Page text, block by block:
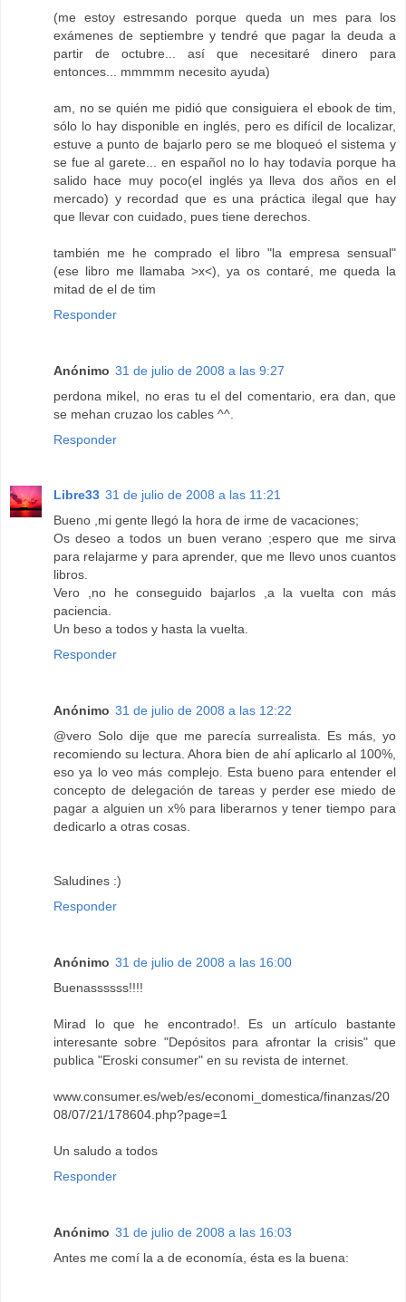
(me estoy estresando porque queda un mes para los
exámenes de septiembre y tendré que pagar la deuda a
partir de octubre... así que necesitaré dinero para
entonces... mmmmm necesito ayuda)
am, no se quién me pidió que consiguiera el ebook de tim,
sólo lo hay disponible en inglés, pero es difícil de localizar,
estuve a punto de bajarlo pero se me bloqueó el sistema y
se fue al garete... en español no lo hay todavía porque ha
salido hace muy poco(el inglés ya lleva dos años en el
mercado) y recordad que es una práctica ilegal que hay
que llevar con cuidado, pues tiene derechos.
también me he comprado el libro "la empresa sensual"
(ese libro me llamaba >x<), ya os contaré, me queda la
mitad de el de tim
Responder
Anónimo 31 de julio de 2008 a las 9:27
perdona mikel, no eras tu el del comentario, era dan, que
se mehan cruzao los cables ^^.
Responder
Libre33 31 de julio de 2008 a las 11:21
Bueno ,mi gente llegó la hora de irme de vacaciones;
Os deseo a todos un buen verano ;espero que me sirva
para relajarme y para aprender, que me llevo unos cuantos
libros.
Vero ,no he conseguido bajarlos ,a la vuelta con más
paciencia.
Un beso a todos y hasta la vuelta.
Responder
Anónimo 31 de julio de 2008 a las 12:22
@vero Solo dije que me parecía surrealista. Es más, yo
recomiendo su lectura. Ahora bien de ahí aplicarlo al 100%,
eso ya lo veo más complejo. Esta bueno para entender el
concepto de delegación de tareas y perder ese miedo de
pagar a alguien un x% para liberarnos y tener tiempo para
dedicarlo a otras cosas.
Saludines :)
Responder
Anónimo 31 de julio de 2008 a las 16:00
Buenassssss!!!!
Mirad lo que he encontrado!. Es un artículo bastante
interesante sobre "Depósitos para afrontar la crisis" que
publica "Eroski consumer" en su revista de internet.
www.consumer.es/web/es/economi_domestica/finanzas/20
08/07/21/178604.php?page=1
Un saludo a todos
Responder
Anónimo 31 de julio de 2008 a las 16:03
Antes me comí la a de economía, ésta es la buena: